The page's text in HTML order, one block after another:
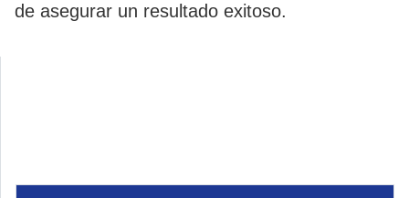
de asegurar un resultado exitoso.